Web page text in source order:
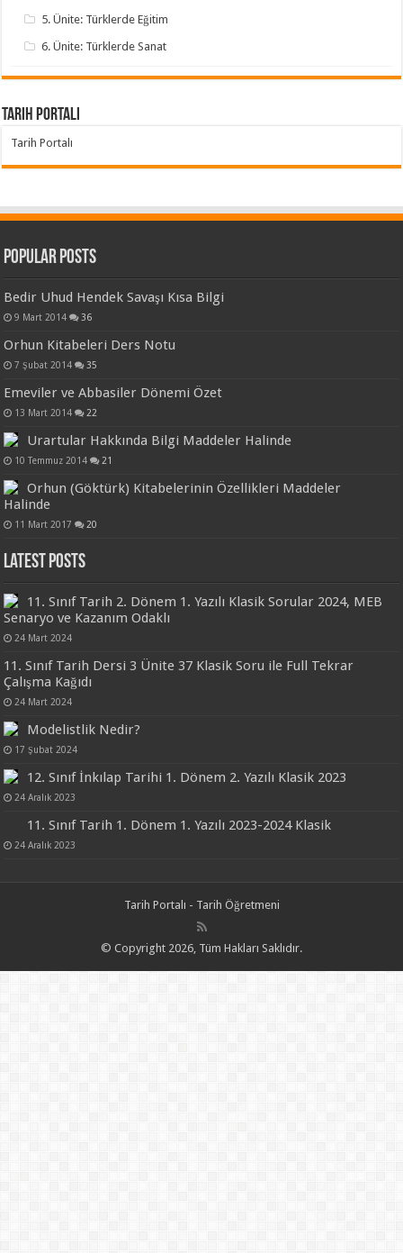
5. Ünite: Türklerde Eğitim
6. Ünite: Türklerde Sanat
Tarih Portalı
Tarih Portalı
Popular Posts
Bedir Uhud Hendek Savaşı Kısa Bilgi
9 Mart 2014 36
Orhun Kitabeleri Ders Notu
7 Şubat 2014 35
Emeviler ve Abbasiler Dönemi Özet
13 Mart 2014 22
Urartular Hakkında Bilgi Maddeler Halinde
10 Temmuz 2014 21
Orhun (Göktürk) Kitabelerinin Özellikleri Maddeler
Halinde
11 Mart 2017 20
Latest Posts
11. Sınıf Tarih 2. Dönem 1. Yazılı Klasik Sorular 2024, MEB
Senaryo ve Kazanım Odaklı
24 Mart 2024
11. Sınıf Tarih Dersi 3 Ünite 37 Klasik Soru ile Full Tekrar
Çalışma Kağıdı
24 Mart 2024
Modelistlik Nedir?
17 Şubat 2024
12. Sınıf İnkılap Tarihi 1. Dönem 2. Yazılı Klasik 2023
24 Aralık 2023
11. Sınıf Tarih 1. Dönem 1. Yazılı 2023-2024 Klasik
24 Aralık 2023
Tarih Portalı - Tarih Öğretmeni
© Copyright 2026, Tüm Hakları Saklıdır.